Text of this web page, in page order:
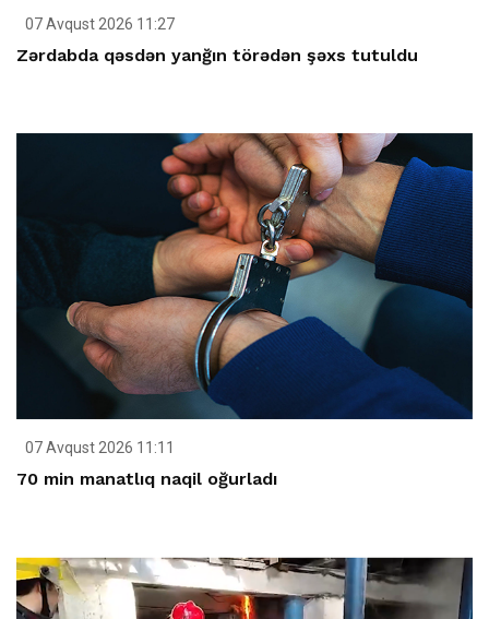
07 Avqust 2026 11:27
Zərdabda qəsdən yanğın törədən şəxs tutuldu
07 Avqust 2026 11:11
70 min manatlıq naqil oğurladı